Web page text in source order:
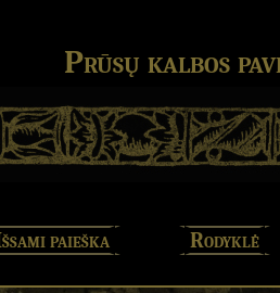
Prūsų kalbos
paieška Rodyklė